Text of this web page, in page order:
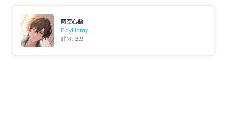
時空心語
PlayHorny
評分: 3.9